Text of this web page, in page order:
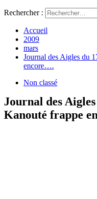
Rechercher :
Accueil
2009
mars
Journal des Aigles du
encore….
Non classé
Journal des
Kanouté frappe